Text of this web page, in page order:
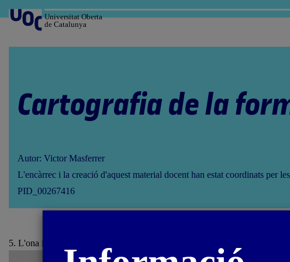
al
contingut
Universitat Oberta
de Catalunya
Cartografia de la
Autor: Victor Masferrer
L'encàrrec i la creació d'aquest material docent han estat coordinats per
PID_00267416
5. L'ona i la transmissió d'energia / 5.4. L'ona en el món culte